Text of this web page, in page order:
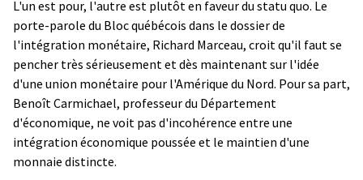
L'un est pour, l'autre est plutôt en faveur du statu quo. Le
porte-parole du Bloc québécois dans le dossier de
l'intégration monétaire, Richard Marceau, croit qu'il faut se
pencher très sérieusement et dès maintenant sur l'idée
d'une union monétaire pour l'Amérique du Nord. Pour sa part,
Benoît Carmichael, professeur du Département
d'économique, ne voit pas d'incohérence entre une
intégration économique poussée et le maintien d'une
monnaie distincte.